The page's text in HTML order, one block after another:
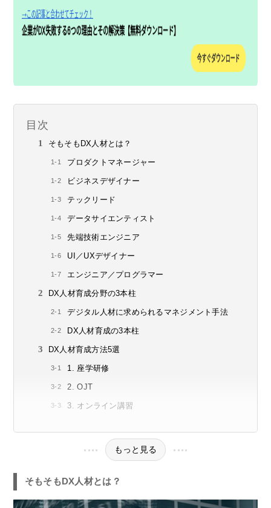
目次
そもそもDX人材とは？
プロダクトマネージャー
ビジネスデザイナー
テックリード
データサイエンティスト
先端技術エンジニア
UI／UXデザイナー
エンジニア／プログラマー
DX人材育成分野の3本柱
デジタル人材に求められるマネジメント手法
DX人材育成の3本柱
DX人材育成方法5選
1. 座学研修
2. OJT
3. オンライン講習
もっと見る
そもそもDX人材とは？